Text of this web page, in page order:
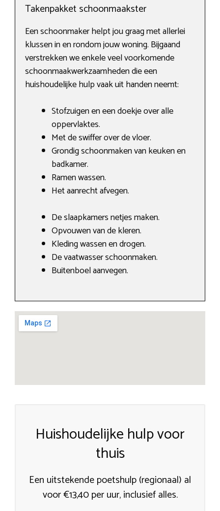
Takenpakket schoonmaakster
Een schoonmaker helpt jou graag met allerlei
klussen in en rondom jouw woning. Bijgaand
verstrekken we enkele veel voorkomende
schoonmaakwerkzaamheden die een
huishoudelijke hulp vaak uit handen neemt:
Stofzuigen en een doekje over alle
oppervlaktes.
Met de swiffer over de vloer.
Grondig schoonmaken van keuken en
badkamer.
Ramen wassen.
Het aanrecht afvegen.
De slaapkamers netjes maken.
Opvouwen van de kleren.
Kleding wassen en drogen.
De vaatwasser schoonmaken.
Buitenboel aanvegen.
Huishoudelijke hulp voor
thuis
Een uitstekende poetshulp (regionaal) al
voor €13,40 per uur, inclusief alles.